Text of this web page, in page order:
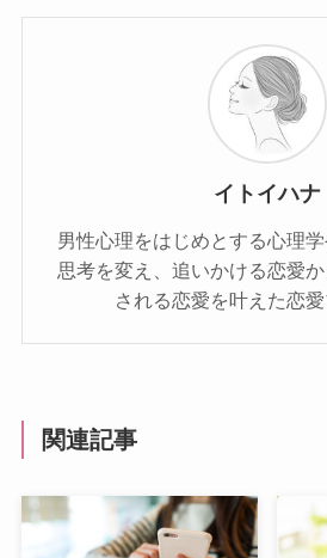
イトイハナ
男性心理をはじめとする心理
思考を変え、追いかける恋愛
される恋愛を叶えた恋愛
関連記事